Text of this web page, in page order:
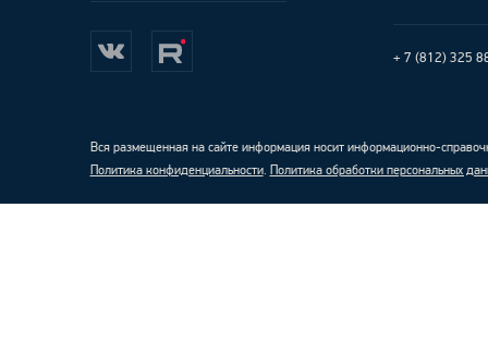
+ 7 (812) 325
Вся размещенная на сайте информация носит информационно-
Политика конфиденциальности. Политика обработки персональных